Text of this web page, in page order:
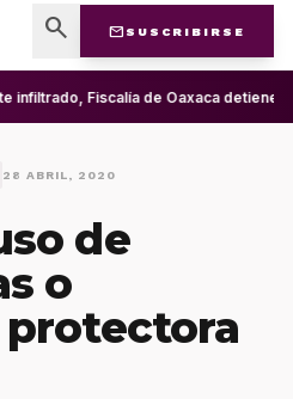
search mail SUSCRIBIRSE
infiltrado, Fiscalía de Oaxaca detiene
28 ABRIL, 2020
de
o
protectora